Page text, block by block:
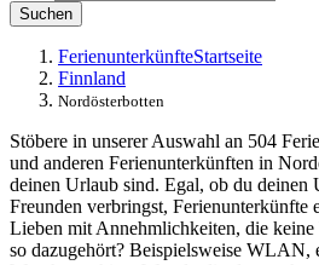
Suchen
FerienunterkünfteStartseite
Finnland
Nordösterbotten
Stöbere in unserer Auswahl an 504
und anderen Ferienunterkünften in
deinen Urlaub sind. Egal, ob du deinen
Freunden verbringst, Ferienunterkünfte
Lieben mit Annehmlichkeiten, die keine
so dazugehört? Beispielsweise WLAN,